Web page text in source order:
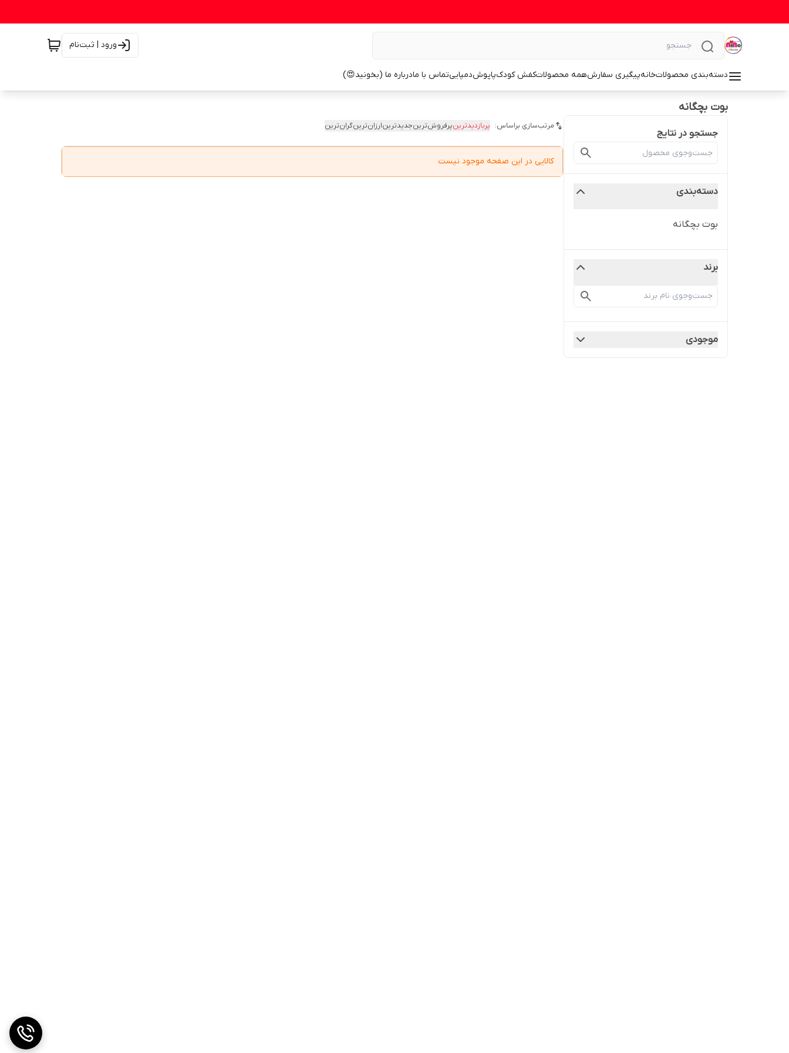
ورود | ثبت‌نام
دسته‌بندی محصولاتخانهپیگیری سفارشهمه محصولاتکفش کودکپاپوشدمپاییتماس با مادرباره ما (بخونید😍)
بوت بچگانه
جستجو در نتایج
دسته‌بندی
بوت بچگانه
برند
موجودی
مرتب‌سازی براساس: پربازدیدترینپرفروش‌ترینجدیدترینارزان‌ترینگران‌ترین
کالایی در این صفحه موجود نیست